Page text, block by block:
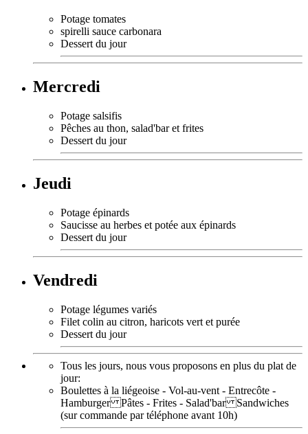
Potage tomates
spirelli sauce carbonara
Dessert du jour
Mercredi
Potage salsifis
Pêches au thon, salad'bar et frites
Dessert du jour
Jeudi
Potage épinards
Saucisse au herbes et potée aux épinards
Dessert du jour
Vendredi
Potage légumes variés
Filet colin au citron, haricots vert et purée
Dessert du jour
Tous les jours, nous vous proposons en plus du plat de
jour:
Boulettes à la liégeoise - Vol-au-vent - Entrecôte -
Hamburger Pâtes - Frites - Salad'bar Sandwiches
(sur commande par téléphone avant 10h)